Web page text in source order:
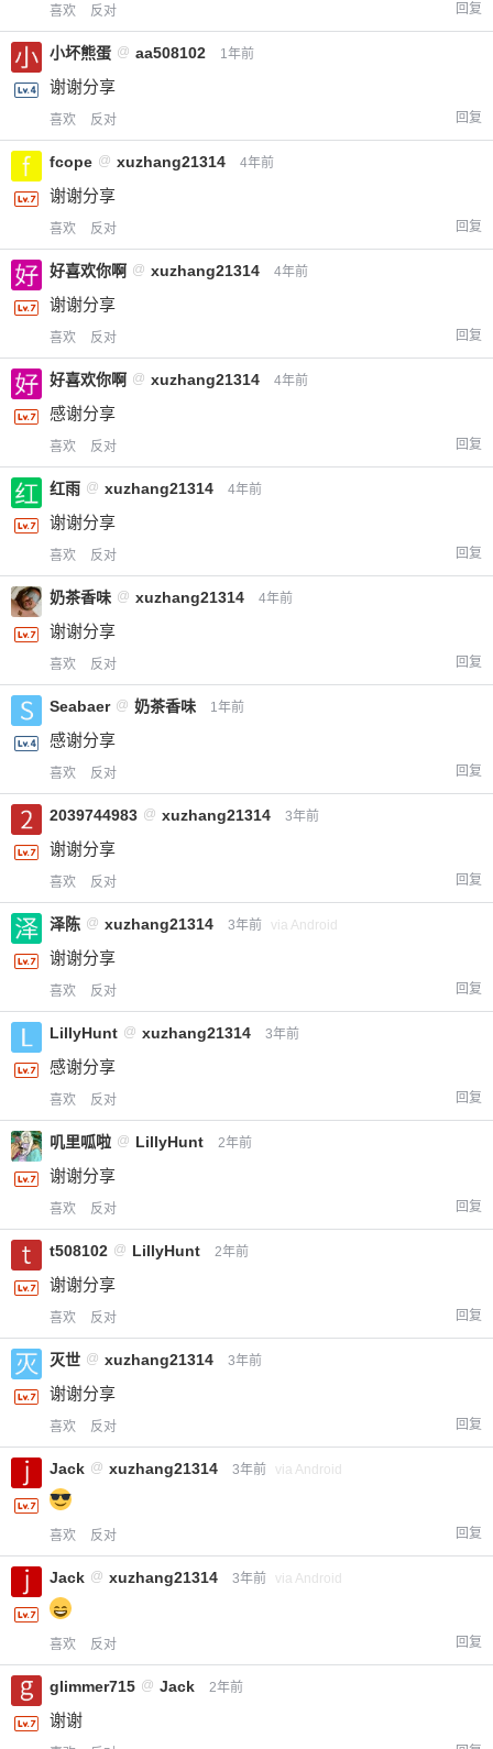
2 5
喜欢 反对 回复
小坏熊蛋 @ aa508102 1年前
谢谢分享
喜欢 反对 回复
fcope @ xuzhang21314 4年前
谢谢分享
喜欢 反对 回复
好喜欢你啊 @ xuzhang21314 4年前
谢谢分享
喜欢 反对 回复
好喜欢你啊 @ xuzhang21314 4年前
感谢分享
喜欢 反对 回复
红雨 @ xuzhang21314 4年前
谢谢分享
喜欢 反对 回复
奶茶香味 @ xuzhang21314 4年前
谢谢分享
喜欢 反对 回复
Seabaer @ 奶茶香味 1年前
感谢分享
喜欢 反对 回复
2039744983 @ xuzhang21314 3年前
谢谢分享
喜欢 反对 回复
泽陈 @ xuzhang21314 3年前 via Android
谢谢分享
喜欢 反对 回复
LillyHunt @ xuzhang21314 3年前
感谢分享
喜欢 反对 回复
叽里呱啦 @ LillyHunt 2年前
谢谢分享
喜欢 反对 回复
t508102 @ LillyHunt 2年前
谢谢分享
喜欢 反对 回复
灭世 @ xuzhang21314 3年前
谢谢分享
喜欢 反对 回复
Jack @ xuzhang21314 3年前 via Android
喜欢 反对 回复
Jack @ xuzhang21314 3年前 via Android
喜欢 反对 回复
glimmer715 @ Jack 2年前
谢谢